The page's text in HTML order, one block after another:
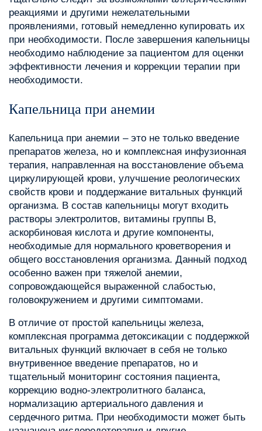
реакциями и другими нежелательными
проявлениями, готовый немедленно купировать их
при необходимости. После завершения капельницы
необходимо наблюдение за пациентом для оценки
эффективности лечения и коррекции терапии при
необходимости.
Капельница при анемии
Капельница при анемии – это не только введение
препаратов железа, но и комплексная инфузионная
терапия, направленная на восстановление объема
циркулирующей крови, улучшение реологических
свойств крови и поддержание витальных функций
организма. В состав капельницы могут входить
растворы электролитов, витамины группы B,
аскорбиновая кислота и другие компоненты,
необходимые для нормального кроветворения и
общего восстановления организма. Данный подход
особенно важен при тяжелой анемии,
сопровождающейся выраженной слабостью,
головокружением и другими симптомами.
В отличие от простой капельницы железа,
комплексная программа детоксикации с поддержкой
витальных функций включает в себя не только
внутривенное введение препаратов, но и
тщательный мониторинг состояния пациента,
коррекцию водно-электролитного баланса,
нормализацию артериального давления и
сердечного ритма. При необходимости может быть